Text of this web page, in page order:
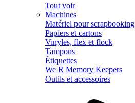
Tout voir
Machines
Matériel pour scrapbooking
Papiers et cartons
Vinyles, flex et flock
Tampons
Étiquettes
We R Memory Keepers
Outils et accessoires